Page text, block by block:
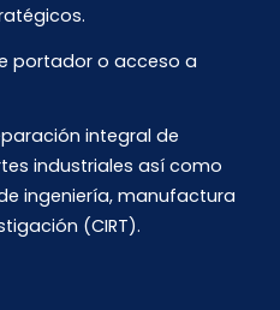
portador o acceso a
integral de
industriales así como
ingeniería, manufactura
(CIRT).